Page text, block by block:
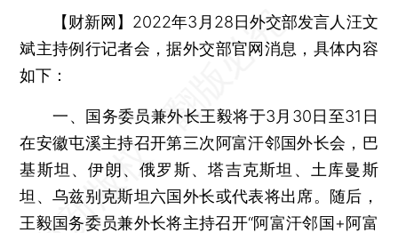
【财新网】 2022年3月28日外交部发言人汪文
斌主持例行记者会，据外交部官网消息，具体内容
如下：
一、国务委员兼外长王毅将于3月30日至31日
在安徽屯溪主持召开第三次阿富汗邻国外长会，巴
基斯坦、伊朗、俄罗斯、塔吉克斯坦、土库曼斯
坦、乌兹别克斯坦六国外长或代表将出席。随后，
王毅国务委员兼外长将主持召开“阿富汗邻国+阿富